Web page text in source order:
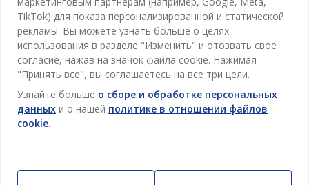
Столовая
Хранение
Шторы
Товары для дома
Пользовательское соглашение
Гарантия на продукт
Политика конфиденциальности
Скидочная карта
Преимущества для клиентов
JYSK.com
Пресса
Вакансии
Новостная рассылка
Вдохновение
JYSK BUSINESS TO BUSINESS
Полезные ссылки
ОФИС
TAROL-DD S.R.L. ул.Юбилейная, 41A мун. Кишинёв,
Республика Молдова
JYSK BUSINESS TO BUSINESS (B2B)
Продажи и работа с юридическими лицами
Телефон: 060 531 531
E-mail: jysk@jysk.md
JYSK ОБСЛУЖИВАНИЕ КЛИЕНТОВ
Контактный центр для клиентов
Телефон: 022 022 030
E-mail: support@jysk.md
Следите за Jysk
TikTok) для показа персонализированной и статической
рекламы. Вы можете узнать больше о целях
использования в разделе "Изменить" и отозвать свое
согласие, нажав на значок файла cookie. Нажимая
"Принять все", вы соглашаетесь на все три цели.
Узнайте больше о сборе и обработке персональных
данных и о нашей политике в отношении файлов
cookie.